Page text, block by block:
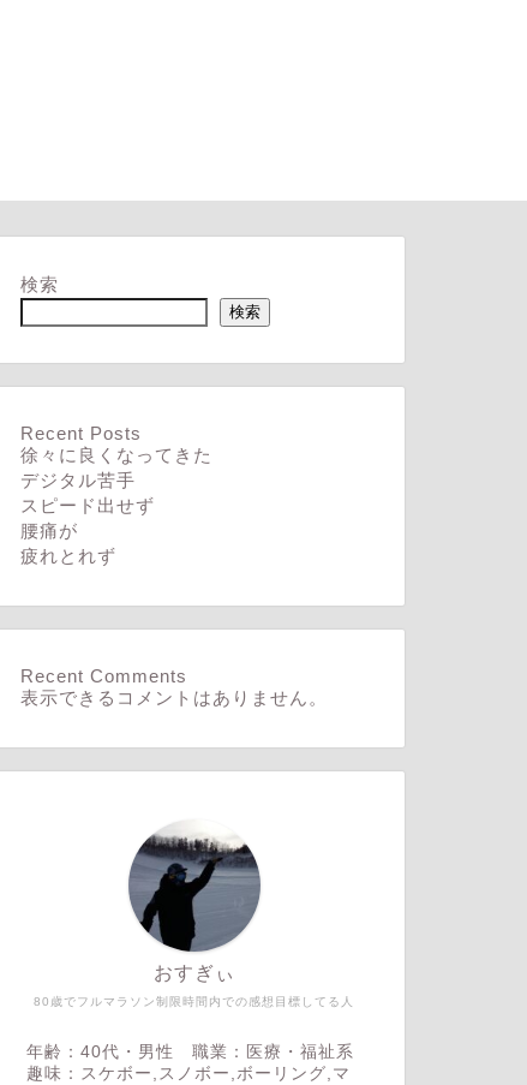
検索
検索
Recent Posts
徐々に良くなってきた
デジタル苦手
スピード出せず
腰痛が
疲れとれず
Recent Comments
表示できるコメントはありません。
80歳でフルマラソン制限時間内での感想目標してる人
おすぎぃ
年齢：40代・男性 職業：医療・福祉系
趣味：スケボー,スノボー,ボーリング,マ